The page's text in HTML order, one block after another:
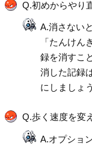
Q.初めからやり
A.消さない
「たんけん
録を消すこ
消した記録
にしましょう
Q.歩く速度を変
A.オプショ